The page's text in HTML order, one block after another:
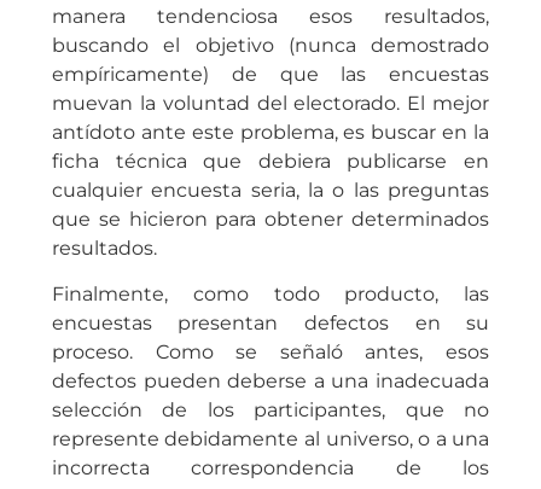
manera tendenciosa esos resultados,
buscando el objetivo (nunca demostrado
empíricamente) de que las encuestas
muevan la voluntad del electorado. El mejor
antídoto ante este problema, es buscar en la
ficha técnica que debiera publicarse en
cualquier encuesta seria, la o las preguntas
que se hicieron para obtener determinados
resultados.
Finalmente, como todo producto, las
encuestas presentan defectos en su
proceso. Como se señaló antes, esos
defectos pueden deberse a una inadecuada
selección de los participantes, que no
represente debidamente al universo, o a una
incorrecta correspondencia de los